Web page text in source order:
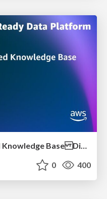
Amazon Bedrock Managed Knowledge Base Dive Deep
0 400